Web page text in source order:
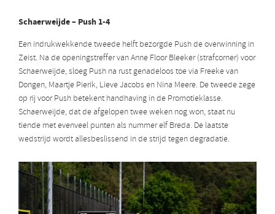
Schaerweijde – Push 1-4
Een indrukwekkende tweede helft bezorgde Push de overwinning in
Zeist. Na de openingstreffer van Anne Floor Bleeker (strafcorner) voor
Schaerweijde, sloeg Push na rust genadeloos toe via Freeke van
Dongen, Maartje Pierik, Lieve Jacobs en Nina Meere. De tweede zege
op rij voor Push betekent handhaving in de Promotieklasse.
Schaerweijde, dat de afgelopen twee weken nog won, staat nu
tiende met evenveel punten als nummer elf Breda. De laatste
wedstrijd wordt allesbeslissend in de strijd tegen degradatie.